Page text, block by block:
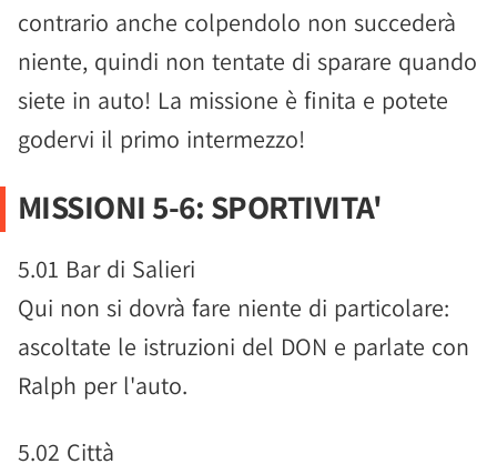
contrario anche colpendolo non succederà
niente, quindi non tentate di sparare quando
siete in auto! La missione è finita e potete
godervi il primo intermezzo!
MISSIONI 5-6: SPORTIVITA'
5.01 Bar di Salieri
Qui non si dovrà fare niente di particolare:
ascoltate le istruzioni del DON e parlate con
Ralph per l'auto.
5.02 Città